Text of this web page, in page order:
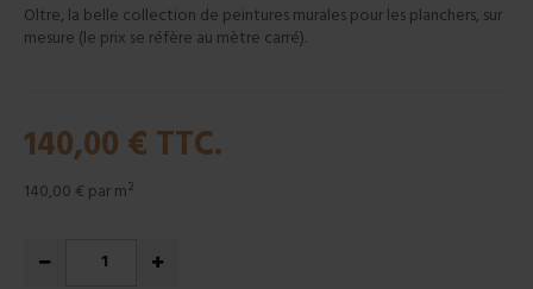
Oltre, la belle collection de peintures murales pour les planchers, sur
mesure (le prix se réfère au mètre carré).
140,00 € TTC.
140,00 € par m²